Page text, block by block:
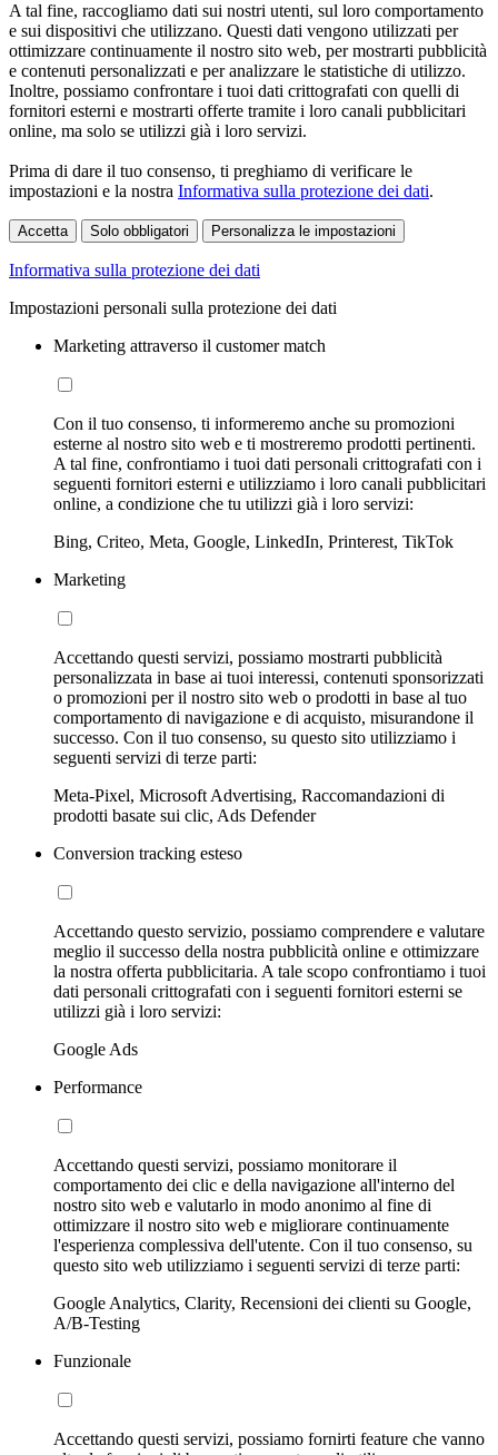
A tal fine, raccogliamo dati sui nostri utenti, sul loro comportamento
e sui dispositivi che utilizzano. Questi dati vengono utilizzati per
ottimizzare continuamente il nostro sito web, per mostrarti pubblicità
e contenuti personalizzati e per analizzare le statistiche di utilizzo.
Inoltre, possiamo confrontare i tuoi dati crittografati con quelli di
fornitori esterni e mostrarti offerte tramite i loro canali pubblicitari
online, ma solo se utilizzi già i loro servizi.
Prima di dare il tuo consenso, ti preghiamo di verificare le
impostazioni e la nostra Informativa sulla protezione dei dati.
Accetta Solo obbligatori Personalizza le impostazioni
Informativa sulla protezione dei dati
Impostazioni personali sulla protezione dei dati
Marketing attraverso il customer match
Con il tuo consenso, ti informeremo anche su promozioni
esterne al nostro sito web e ti mostreremo prodotti pertinenti.
A tal fine, confrontiamo i tuoi dati personali crittografati con i
seguenti fornitori esterni e utilizziamo i loro canali pubblicitari
online, a condizione che tu utilizzi già i loro servizi:
Bing, Criteo, Meta, Google, LinkedIn, Printerest, TikTok
Marketing
Accettando questi servizi, possiamo mostrarti pubblicità
personalizzata in base ai tuoi interessi, contenuti sponsorizzati
o promozioni per il nostro sito web o prodotti in base al tuo
comportamento di navigazione e di acquisto, misurandone il
successo. Con il tuo consenso, su questo sito utilizziamo i
seguenti servizi di terze parti:
Meta-Pixel, Microsoft Advertising, Raccomandazioni di
prodotti basate sui clic, Ads Defender
Conversion tracking esteso
Accettando questo servizio, possiamo comprendere e valutare
meglio il successo della nostra pubblicità online e ottimizzare
la nostra offerta pubblicitaria. A tale scopo confrontiamo i tuoi
dati personali crittografati con i seguenti fornitori esterni se
utilizzi già i loro servizi:
Google Ads
Performance
Accettando questi servizi, possiamo monitorare il
comportamento dei clic e della navigazione all'interno del
nostro sito web e valutarlo in modo anonimo al fine di
ottimizzare il nostro sito web e migliorare continuamente
l'esperienza complessiva dell'utente. Con il tuo consenso, su
questo sito web utilizziamo i seguenti servizi di terze parti:
Google Analytics, Clarity, Recensioni dei clienti su Google,
A/B-Testing
Funzionale
Accettando questi servizi, possiamo fornirti feature che vanno